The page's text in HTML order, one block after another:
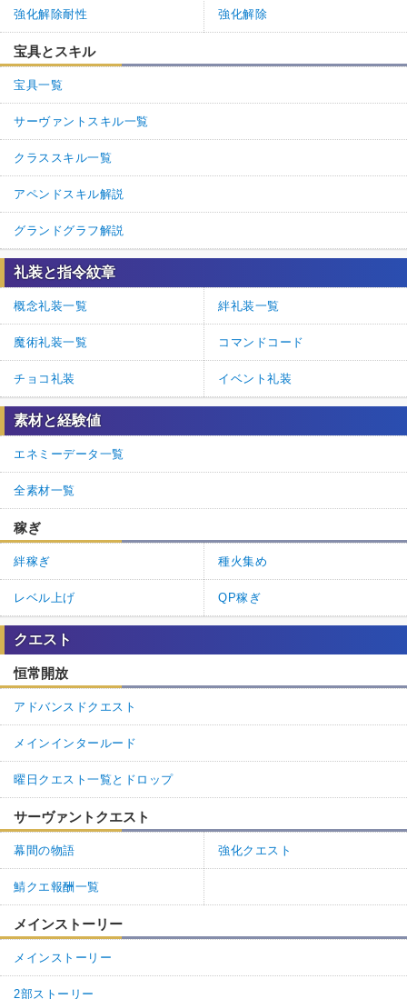
強化解除耐性 強化解除
宝具とスキル
宝具一覧
サーヴァントスキル一覧
クラススキル一覧
アペンドスキル解説
グランドグラフ解説
礼装と指令紋章
概念礼装一覧 絆礼装一覧
魔術礼装一覧 コマンドコード
チョコ礼装 イベント礼装
素材と経験値
エネミーデータ一覧
全素材一覧
稼ぎ
絆稼ぎ 種火集め
レベル上げ QP稼ぎ
クエスト
恒常開放
アドバンスドクエスト
メインインタールード
曜日クエスト一覧とドロップ
サーヴァントクエスト
幕間の物語 強化クエスト
鯖クエ報酬一覧
メインストーリー
メインストーリー
2部ストーリー